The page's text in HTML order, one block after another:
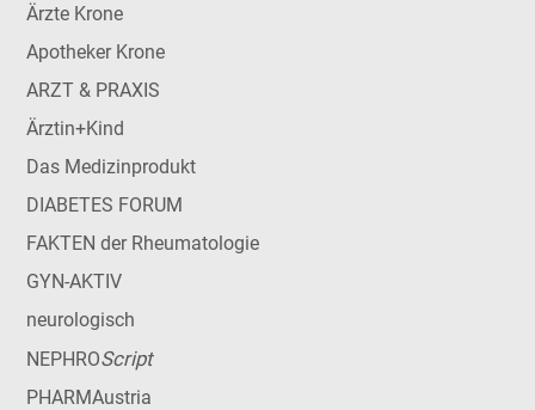
Ärzte Krone
Apotheker Krone
ARZT & PRAXIS
Ärztin+Kind
Das Medizinprodukt
DIABETES FORUM
FAKTEN der Rheumatologie
GYN-AKTIV
neurologisch
NEPHROScript
PHARMAustria